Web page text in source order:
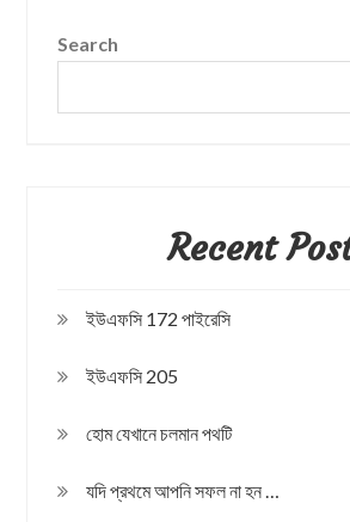
Search
Recent
ইউএফসি 172 পাইরেসি
ইউএফসি 205
হোম যেখানে চলমান পথটি
যদি প্রথমে আপনি সফল না হন …